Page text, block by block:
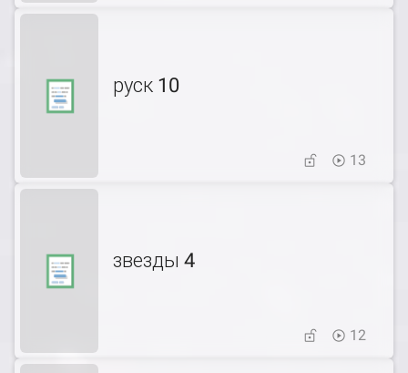
руск 10
13
звезды 4
12